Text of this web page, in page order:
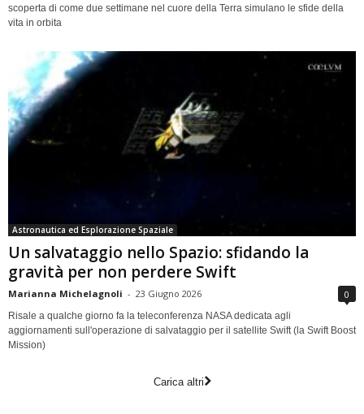
scoperta di come due settimane nel cuore della Terra simulano le sfide della
vita in orbita
Astronautica ed Esplorazione Spaziale
Un salvataggio nello Spazio: sfidando la
gravità per non perdere Swift
Marianna Michelagnoli - 23 Giugno 2026 0
Risale a qualche giorno fa la teleconferenza NASA dedicata agli
aggiornamenti sull'operazione di salvataggio per il satellite Swift (la Swift Boost
Mission)
Carica altri